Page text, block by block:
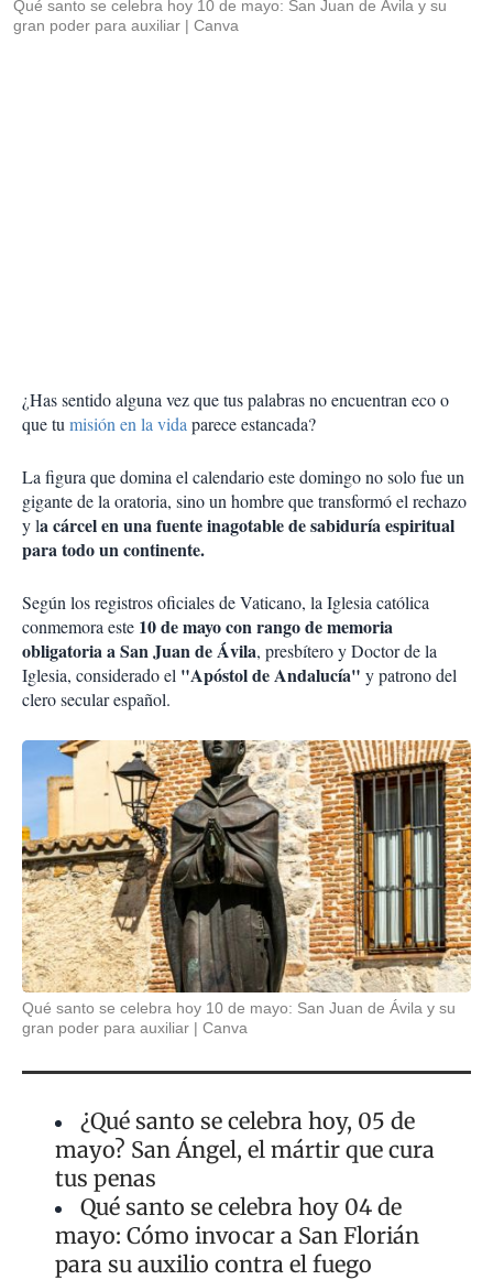
Qué santo se celebra hoy 10 de mayo: San Juan de Ávila y su
gran poder para auxiliar
Canva
¿Has sentido alguna vez que tus palabras no encuentran eco o
que tumisión en la vidaparece estancada?
La figura que domina el calendario este domingo no solo fue un
gigante de la oratoria, sino un hombre que transformó el rechazo
y la cárcel en una fuente inagotable de sabiduría espiritual
para todo un continente.
Según los registros oficiales de Vaticano, la Iglesia católica
conmemora este 10 de mayo con rango de memoria
obligatoria a San Juan de Ávila, presbítero y Doctor de la
Iglesia, considerado el "Apóstol de Andalucía" y patrono del
clero secular español.
Qué santo se celebra hoy 10 de mayo: San Juan de Ávila y su
gran poder para auxiliar
Canva
¿Qué santo se celebra hoy, 05 de
mayo? San Ángel, el mártir que cura
tus penas
Qué santo se celebra hoy 04 de
mayo: Cómo invocar a San Florián
para su auxilio contra el fuego